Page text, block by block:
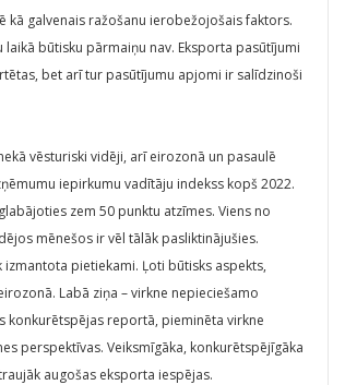
galvenais ražošanu ierobežojošais faktors.
būtisku pārmaiņu nav. Eksporta pasūtījumi
bet arī tur pasūtījumu apjomi ir salīdzinoši
vēsturiski vidēji, arī eirozonā un pasaulē
iepirkumu vadītāju indekss kopš 2022.
zem 50 punktu atzīmes. Viens no
mēnešos ir vēl tālāk pasliktinājušies.
pietiekami. Ļoti būtisks aspekts,
Labā ziņa – virkne nepieciešamo
konkurētspējas reportā, pieminēta virkne
perspektīvas. Veiksmīgāka, konkurētspējīgāka
augošas eksporta iespējas.